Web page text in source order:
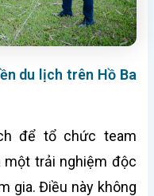
du lịch trên Hồ Ba
để tổ chức team
một trải nghiệm độc
gia. Điều này không